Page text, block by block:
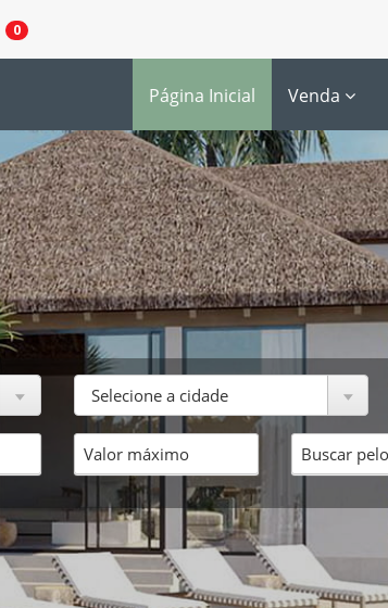
0
Página Inicial Venda
Selecione a cidade